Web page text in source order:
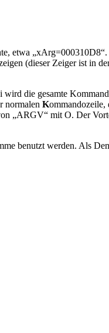
etwa
(dieser Zeiger ist in
die gesamte
normalen Kommandozeile,
„ARGV“ mit O. Der
benutzt werden. Als